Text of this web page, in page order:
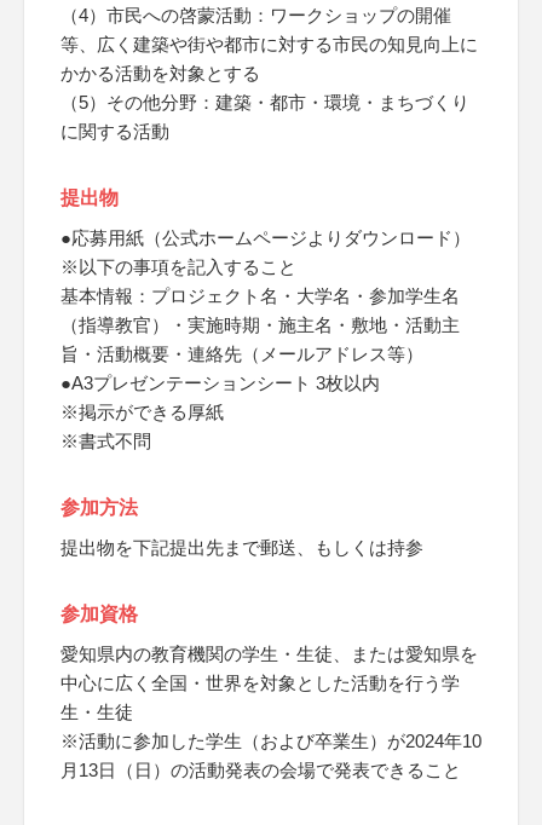
（4）市民への啓蒙活動：ワークショップの開催
等、広く建築や街や都市に対する市民の知見向上に
かかる活動を対象とする
（5）その他分野：建築・都市・環境・まちづくり
に関する活動
提出物
●応募用紙（公式ホームページよりダウンロード）
※以下の事項を記入すること
基本情報：プロジェクト名・大学名・参加学生名
（指導教官）・実施時期・施主名・敷地・活動主
旨・活動概要・連絡先（メールアドレス等）
●A3プレゼンテーションシート 3枚以内
※掲示ができる厚紙
※書式不問
参加方法
提出物を下記提出先まで郵送、もしくは持参
参加資格
愛知県内の教育機関の学生・生徒、または愛知県を
中心に広く全国・世界を対象とした活動を行う学
生・生徒
※活動に参加した学生（および卒業生）が2024年10
月13日（日）の活動発表の会場で発表できること